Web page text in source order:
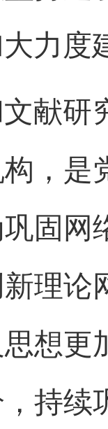
力度
献研
，是
固网
理论
想更
持续